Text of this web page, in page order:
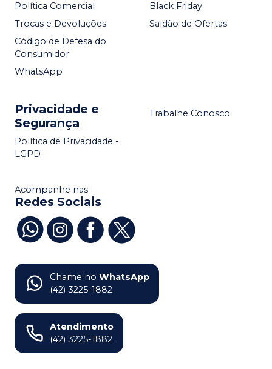
Política Comercial
Trocas e Devoluções
Código de Defesa do
Consumidor
WhatsApp
Black Friday
Saldão de Ofertas
Privacidade e
Segurança
Política de Privacidade -
LGPD
Trabalhe Conosco
Acompanhe nas
Redes Sociais
Chame no WhatsApp
(42) 3225-1882
Atendimento
(42) 3225-1882